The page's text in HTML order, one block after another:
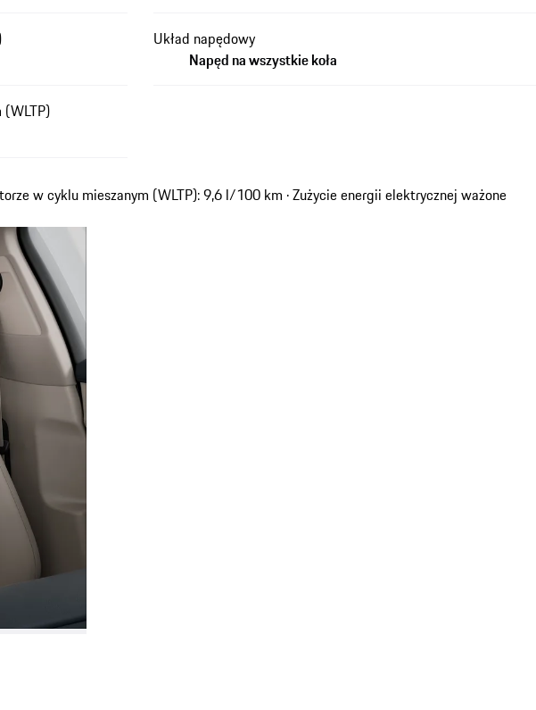
Układ napędowy
Napęd na wszystkie koła
w cyklu mieszanym (WLTP): 9,6 l/100 km · Zużycie energii elektrycznej ważone